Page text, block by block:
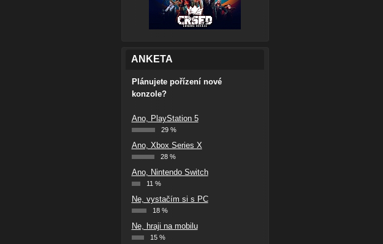
ANKETA
Plánujete pořízení nové
konzole?
Ano, PlayStation 5
29 %
Ano, Xbox Series X
28 %
Ano, Nintendo Switch
11 %
Ne, vystačím si s PC
18 %
Ne, hraji na mobilu
15 %